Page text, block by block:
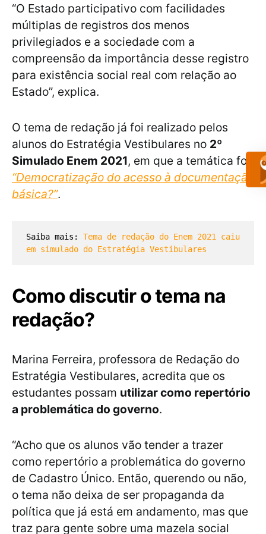
“O Estado participativo com facilidades
múltiplas de registros dos menos
privilegiados e a sociedade com a
compreensão da importância desse registro
para existência social real com relação ao
Estado”, explica.
O tema de redação já foi realizado pelos
alunos do Estratégia Vestibulares no 2º
Simulado Enem 2021, em que a temática foi
“Democratização do acesso à documentação
básica?”.
Saiba mais: Tema de redação do Enem 2021 caiu
em simulado do Estratégia Vestibulares
Como discutir o tema na
redação?
Marina Ferreira, professora de Redação do
Estratégia Vestibulares, acredita que os
estudantes possam utilizar como repertório
a problemática do governo.
“Acho que os alunos vão tender a trazer
como repertório a problemática do governo
de Cadastro Único. Então, querendo ou não,
o tema não deixa de ser propaganda da
política que já está em andamento, mas que
traz para gente sobre uma mazela social